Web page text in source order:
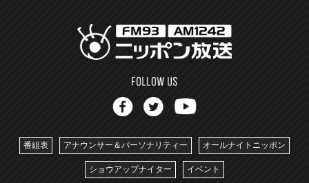
番組表 アナウンサー＆パーソナリティー オールナイトニッポン
ショウアップナイター イベント